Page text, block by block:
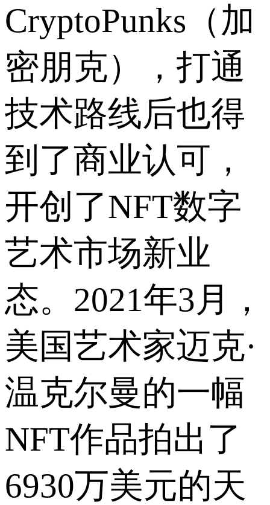
CryptoPunks（加
密朋克），打通
技术路线后也得
到了商业认可，
开创了NFT数字
艺术市场新业
态。2021年3月，
美国艺术家迈克·
温克尔曼的一幅
NFT作品拍出了
6930万美元的天